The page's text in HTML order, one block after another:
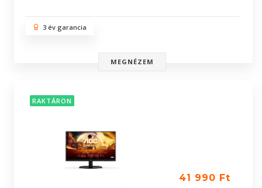
3 év garancia
MEGNÉZEM
RAKTÁRON
41 990 Ft